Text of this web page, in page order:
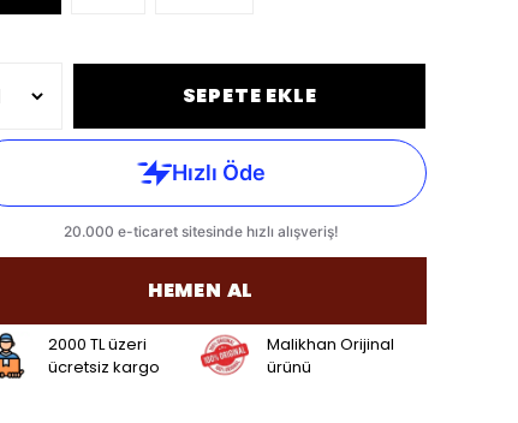
SEPETE EKLE
HEMEN AL
2000 TL üzeri
ücretsiz kargo
Malikhan Orijinal
ürünü